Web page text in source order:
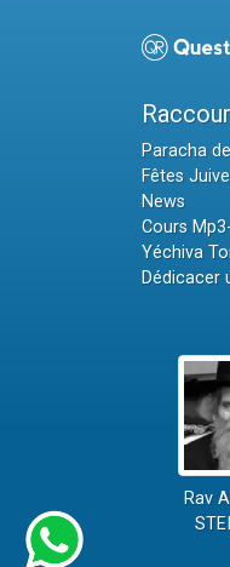
Paracha
Fêtes
News
Cours
Yéchiva
Dédicacer
Rav